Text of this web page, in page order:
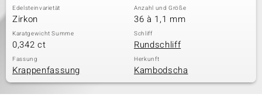
Edelsteinvarietät
Zirkon
Anzahl und Größe
36 à 1,1 mm
Karatgewicht Summe
0,342 ct
Schliff
Rundschliff
Fassung
Krappenfassung
Herkunft
Kambodscha